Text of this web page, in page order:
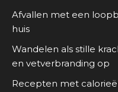
Afvallen met een
huis
Wandelen als stille
en vetverbranding op
Recepten met